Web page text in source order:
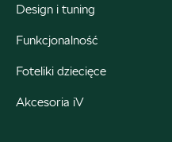
Design i tuning
Funkcjonalność
Foteliki dziecięce
Akcesoria iV